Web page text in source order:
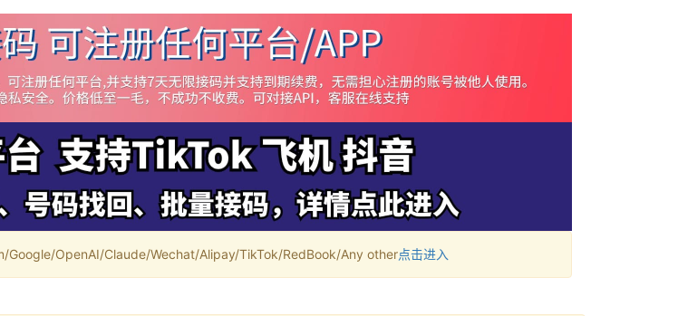
Google/OpenAI/Claude/Wechat/Alipay/TikTok/RedBook/Any other点击进入